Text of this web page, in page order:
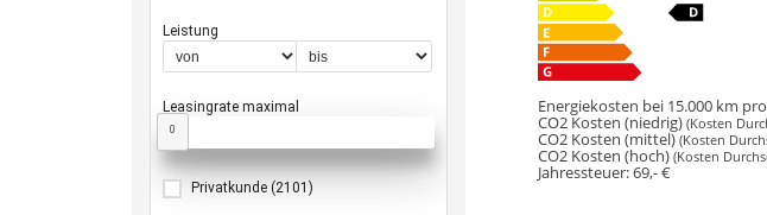
Energiekosten bei 15.000 km
CO2 Kosten (niedrig)(Kosten
CO2 Kosten (mittel)(Kosten
CO2 Kosten (hoch)(Kosten
Jahressteuer:69,- €
Leistung
Leasingrate maximal
0
Privatkunde (2101)